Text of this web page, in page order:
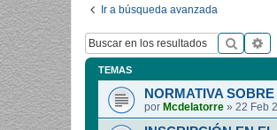
Ir a búsqueda avanzada
Buscar
TEMAS
NORMATIVA
por Mcdelatorre » 22 Feb